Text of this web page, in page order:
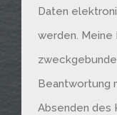
Daten
werden. Meine
Beantwortung
Absenden des